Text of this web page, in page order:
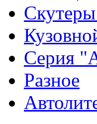
Серия
Разное